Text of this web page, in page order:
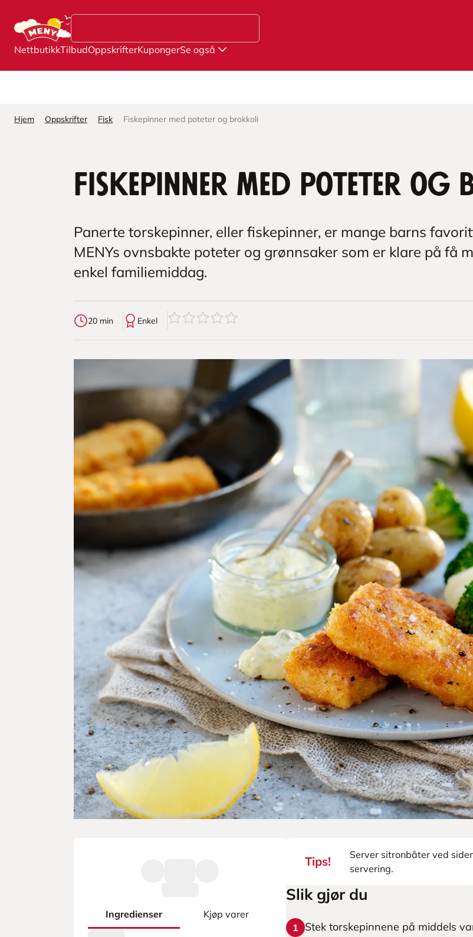
NettbutikkTilbudOppskrifterKupongerSe også
Hjem Oppskrifter Fisk Fiskepinner med poteter og brokkoli
Fiskepinner med poteter og
Panerte torskepinner, eller fiskepinner, er mange barns
MENYs ovnsbakte poteter og grønnsaker som er klare på få
enkel familiemiddag.
20 min Enkel 0av5stjerner
Ingredienser Kjøp varer
Tips!
Server sitronbåter ved
servering.
Slik gjør du
1
Stek torskepinnene på middels